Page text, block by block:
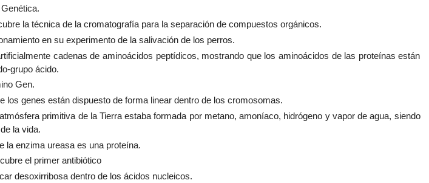
la técnica de la cromatografía para la separación de compuestos orgánicos.
en su experimento de la salivación de los perros.
cadenas de aminoácidos peptídicos, mostrando que los aminoácidos de las proteínas están
grupo ácido.
Gen.
los genes están dispuesto de forma linear dentro de los cromosomas.
primitiva de la Tierra estaba formada por metano, amoníaco, hidrógeno y vapor de agua, siendo
la vida.
enzima ureasa es una proteína.
el primer antibiótico
desoxirribosa dentro de los ácidos nucleicos.